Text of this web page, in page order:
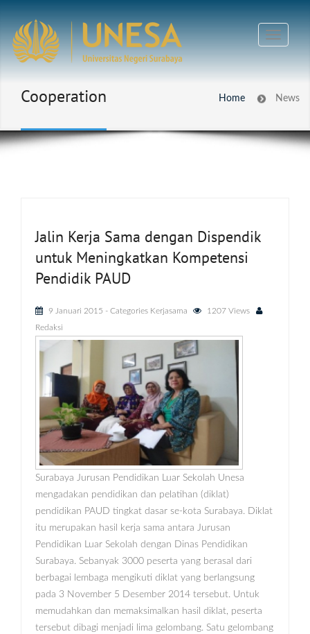
Cooperation Home News
Jalin Kerja Sama dengan Dispendik
untuk Meningkatkan Kompetensi
Pendidik PAUD
9 Januari 2015 - Categories Kerjasama
1207 Views
Redaksi
Surabaya Jurusan Pendidikan Luar Sekolah Unesa
mengadakan pendidikan dan pelatihan (diklat)
pendidikan PAUD tingkat dasar se-kota Surabaya. Diklat
itu merupakan hasil kerja sama antara Jurusan
Pendidikan Luar Sekolah dengan Dinas Pendidikan
Surabaya. Sebanyak 3000 peserta yang berasal dari
berbagai lembaga mengikuti diklat yang berlangsung
pada 3 November 5 Desember 2014 tersebut. Untuk
memudahkan dan memaksimalkan hasil diklat, peserta
tersebut dibagi menjadi lima gelombang. Satu gelombang